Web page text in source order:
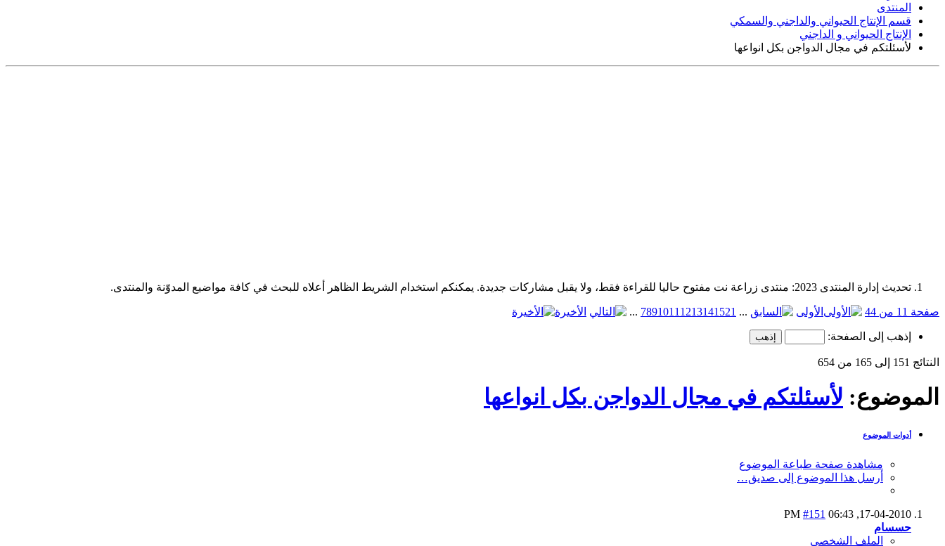
المنتدى
قسم الإنتاج الحيواني والداجني والسمكي
الإنتاج الحيواني و الداجني
لأسئلتكم في مجال الدواجن بكل انواعها
تحديث إدارة المنتدى 2023: منتدى زراعة نت مفتوح حاليا للقراءة فقط، ولا يقبل مشاركات جديدة. يمكنكم استخدام الشريط الظاهر أعلاه للبحث في كافة مواضيع المدوّنة والمنتدى.
صفحة 11 من 44 الأولى ...
7891011 1213141521
... الأخيرة
إذهب إلى الصفحة:
النتائج 151 إلى 165 من 654
الموضوع: لأسئلتكم في مجال الدواجن بكل انواعها
أدوات الموضوع
مشاهدة صفحة طباعة الموضوع
أرسل هذا الموضوع إلى صديق…
17-04-2010,
06:43 PM
#151
حسسام
الملف الشخصي